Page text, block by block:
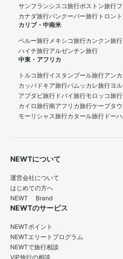
サンフランシスコ旅行ボストン旅行
カナダ旅行バンクーバー旅行 トロン
カリブ・中南米
ペルー旅行メキシコ旅行カンクン旅行
ハイチ旅行アルゼンチン旅行
中東・アフリカ
トルコ旅行イスタンブール旅行アン
カッパドキア旅行パムッカレ旅行ヨ
アブダビ旅行 ドバイ旅行モロッコ旅行
カイロ旅行南アフリカ旅行ケープタ
モーリシャス旅行カタール旅行 ドー
NEWTについて
運営会社について
はじめての方へ
NEWT Brand
NEWTのサービス
NEWTポイント
NEWTエリートプログラム
NEWTで旅行相談
VIP旅行の相談